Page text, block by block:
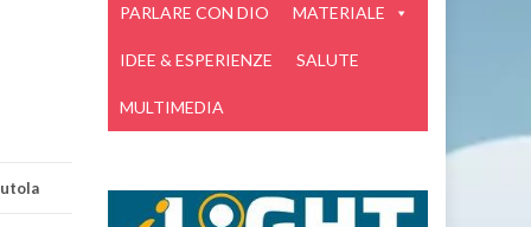
PARLARE CON DIO MATERIALE
IDEE & ESPERIENZE SALUTE
MULTIMEDIA